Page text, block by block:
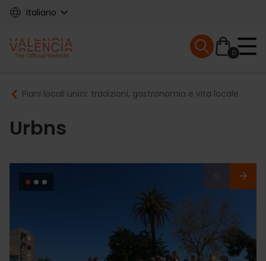
Skip
content
Italiano
Main
navigation
0
Mobile menu
Breadcrumb
Piani locali unici: tradizioni, gastronomia e vita locale
Urbns